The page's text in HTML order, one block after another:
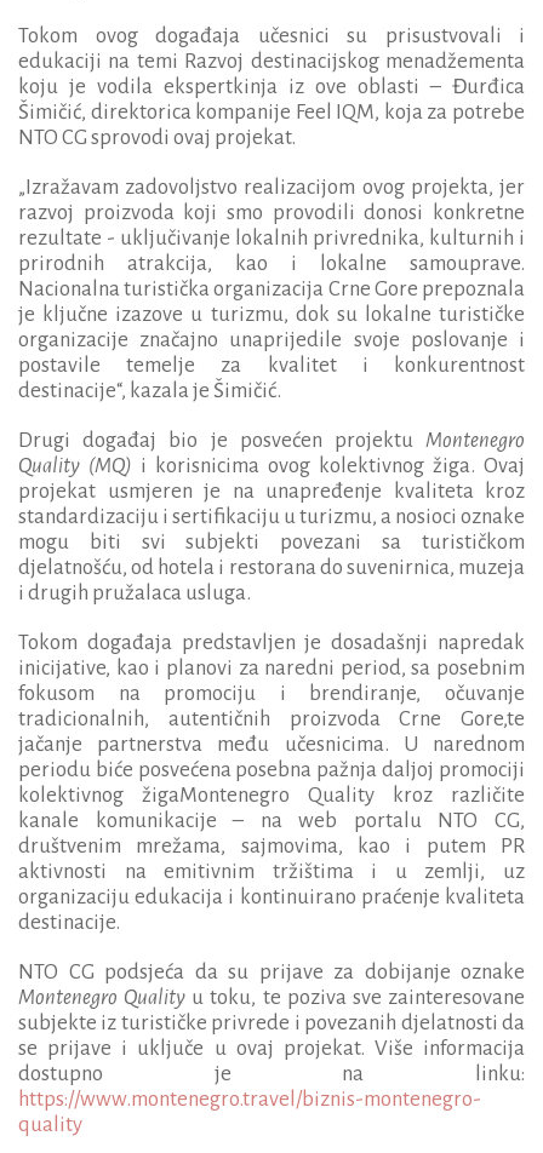
Tokom ovog događaja učesnici su prisustvovali i
edukaciji na temi Razvoj destinacijskog menadžementa
koju je vodila ekspertkinja iz ove oblasti – Đurđica
Šimičić, direktorica kompanije Feel IQM, koja za potrebe
NTO CG sprovodi ovaj projekat.
„Izražavam zadovoljstvo realizacijom ovog projekta, jer
razvoj proizvoda koji smo provodili donosi konkretne
rezultate - uključivanje lokalnih privrednika, kulturnih i
prirodnih atrakcija, kao i lokalne samouprave.
Nacionalna turistička organizacija Crne Gore prepoznala
je ključne izazove u turizmu, dok su lokalne turističke
organizacije značajno unaprijedile svoje poslovanje i
postavile temelje za kvalitet i konkurentnost
destinacije“, kazala je Šimičić.
Drugi događaj bio je posvećen projektu Montenegro
Quality (MQ) i korisnicima ovog kolektivnog žiga. Ovaj
projekat usmjeren je na unapređenje kvaliteta kroz
standardizaciju i sertifikaciju u turizmu, a nosioci oznake
mogu biti svi subjekti povezani sa turističkom
djelatnošću, od hotela i restorana do suvenirnica, muzeja
i drugih pružalaca usluga.
Tokom događaja predstavljen je dosadašnji napredak
inicijative, kao i planovi za naredni period, sa posebnim
fokusom na promociju i brendiranje, očuvanje
tradicionalnih, autentičnih proizvoda Crne Gore,te
jačanje partnerstva među učesnicima. U narednom
periodu biće posvećena posebna pažnja daljoj promociji
kolektivnog žigaMontenegro Quality kroz različite
kanale komunikacije – na web portalu NTO CG,
društvenim mrežama, sajmovima, kao i putem PR
aktivnosti na emitivnim tržištima i u zemlji, uz
organizaciju edukacija i kontinuirano praćenje kvaliteta
destinacije.
NTO CG podsjeća da su prijave za dobijanje oznake
Montenegro Quality u toku, te poziva sve zainteresovane
subjekte iz turističke privrede i povezanih djelatnosti da
se prijave i uključe u ovaj projekat. Više informacija
dostupno je na linku:
https://www.montenegro.travel/biznis-montenegro-
quality